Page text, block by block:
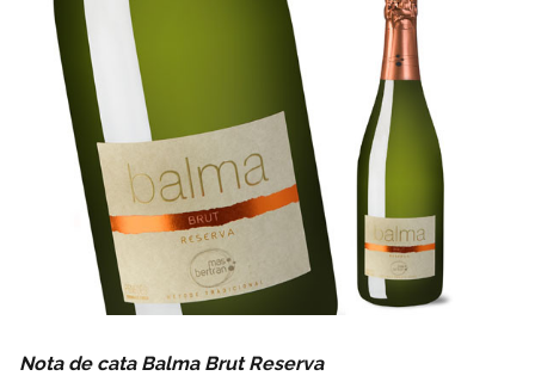
Nota de cata Balma Brut Reserva